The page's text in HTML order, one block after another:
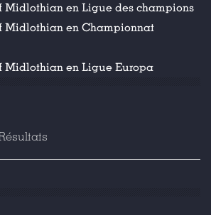
Midlothian en Ligue des champions
Midlothian en Championnat
Midlothian en Ligue Europa